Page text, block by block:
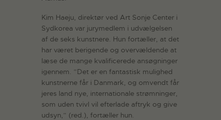
Kim Haeju, direktør ved Art Sonje Center i
Sydkorea var jurymedlem i udvælgelsen
af de seks kunstnere. Hun fortæller, at det
har været berigende og overvældende at
læse de mange kvalificerede ansøgninger
igennem. ”Det er en fantastisk mulighed
kunstnerne får i Danmark, og omvendt får
jeres land nye, internationale strømninger,
som uden tvivl vil efterlade aftryk og give
udsyn,” (red.), fortæller hun.